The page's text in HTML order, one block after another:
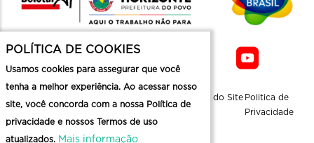
Mapa do Site Politica de
Privacidade
POLÍTICA DE COOKIES
Usamos cookies para assegurar que você
tenha a melhor experiência. Ao acessar nosso
site, você concorda com a nossa Política de
privacidade e nossos Termos de uso
atualizados. Mais informação